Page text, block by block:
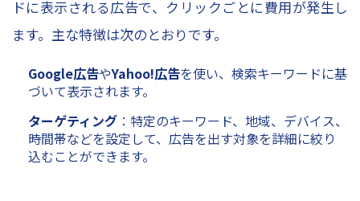
ドに表示される広告で、クリックごとに費用が発生し
ます。主な特徴は次のとおりです。
Google広告やYahoo!広告を使い、検索キーワードに基
づいて表示されます。
ターゲティング ：特定のキーワード、地域、デバイス、
時間帯などを設定して、広告を出す対象を詳細に絞り
込むことができます。